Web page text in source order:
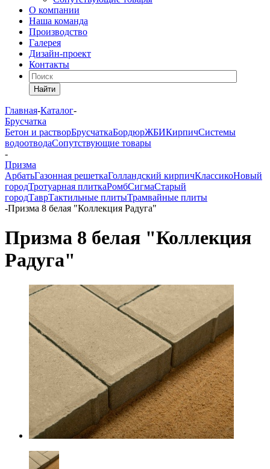
О компании
Наша команда
Производство
Галерея
Дизайн-проект
Контакты
Найти
Главная-Каталог-
Брусчатка
Бетон и растворБрусчаткаБордюрЖБИКирпичСистемы
водоотводаСопутствующие товары
-
Призма
АрбатьГазонная решеткаГолландский кирпичКлассикоНовый
городТротуарная плиткаРомбСигмаСтарый
городТаврТактильные плитыТрамвайные плиты
-Призма 8 белая "Коллекция Радуга"
Призма 8 белая "Коллекция
Радуга"